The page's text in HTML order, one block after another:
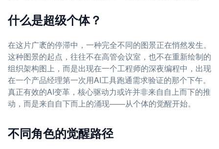
什么是超级个体？
在这片广袤的停滞中，一种完全不同的图景正在悄然发生。
这种图景的起点，往往不在高管会议室，也不在重新绘制的
组织架构图上，而是出现在一个工程师的深夜编程中，出现
在一个产品经理第一次用AI工具跑通需求验证的那个下午。
真正有效的AI变革，核心驱动力或许并非来自自上而下的推
动，而是来自自下而上的涌现——从个体的觉醒开始。
不同角色的觉醒路径